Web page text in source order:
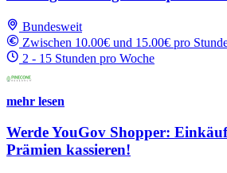
Bundesweit
Zwischen 10.00€ und 15.00€ pro
2 - 15 Stunden pro Woche
mehr lesen
Werde YouGov Shopper:
Prämien kassieren!